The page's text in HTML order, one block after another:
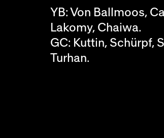
YB: Von Ballmoos,
Lakomy, Chaiwa.
GC: Kuttin, Schürpf,
Turhan.